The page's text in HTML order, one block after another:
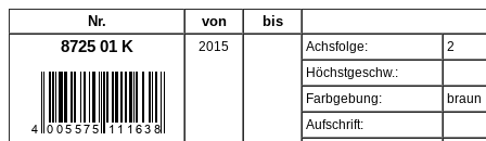
Nr. von bis
8725 01 K 2015 Achsfolge:
2
Höchstgeschw.:
Farbgebung:
braun
Aufschrift: